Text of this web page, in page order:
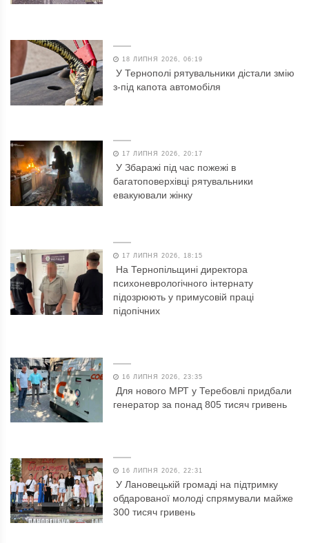
18 ЛИПНЯ 2026, 06:19
У Тернополі рятувальники дістали змію
з-під капота автомобіля
17 ЛИПНЯ 2026, 20:17
У Збаражі під час пожежі в
багатоповерхівці рятувальники
евакуювали жінку
17 ЛИПНЯ 2026, 18:15
На Тернопільщині директора
психоневрологічного інтернату
підозрюють у примусовій праці
підопічних
16 ЛИПНЯ 2026, 23:35
Для нового МРТ у Теребовлі придбали
генератор за понад 805 тисяч гривень
16 ЛИПНЯ 2026, 22:31
У Лановецькій громаді на підтримку
обдарованої молоді спрямували майже
300 тисяч гривень